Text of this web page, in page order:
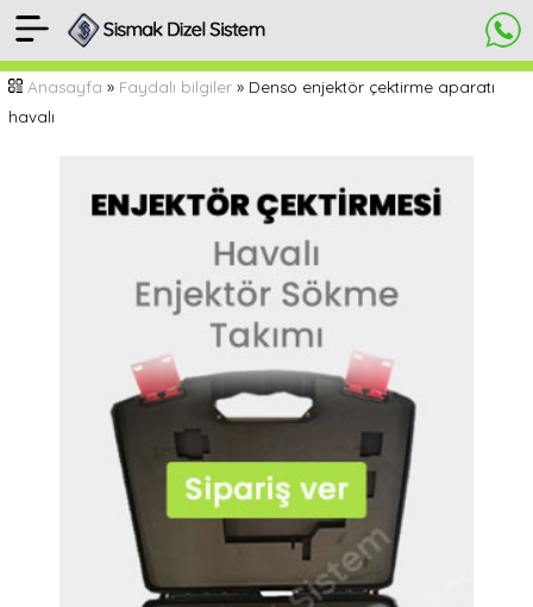
[
Anasayfa
]
enjektör
Anasayfa » Faydalı bilgiler» Denso enjektör çektirme aparatı
havalı